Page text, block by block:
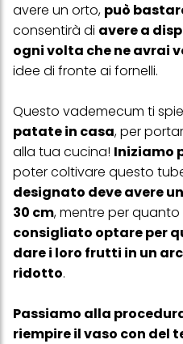
avere un orto, può
consentirà di avere a
ogni volta che ne avrai
idee di fronte ai fornelli.
Questo vademecum ti
patate in casa, per
alla tua cucina! Iniziamo
poter coltivare questo
designato deve avere
30 cm, mentre per
consigliato optare per
dare i loro frutti in un
ridotto.
Passiamo alla
riempire il vaso con del